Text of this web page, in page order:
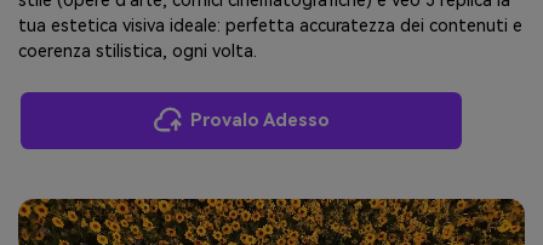
tua estetica visiva ideale: perfetta accuratezza dei contenuti e
coerenza stilistica, ogni volta.
Provalo Adesso